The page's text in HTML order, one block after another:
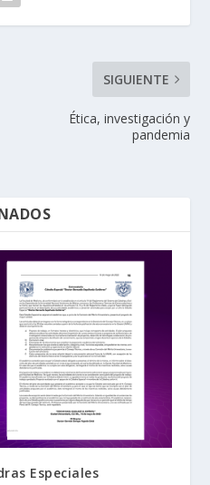
SIGUIENTE
Ética, investigación y
pandemia
Especiales